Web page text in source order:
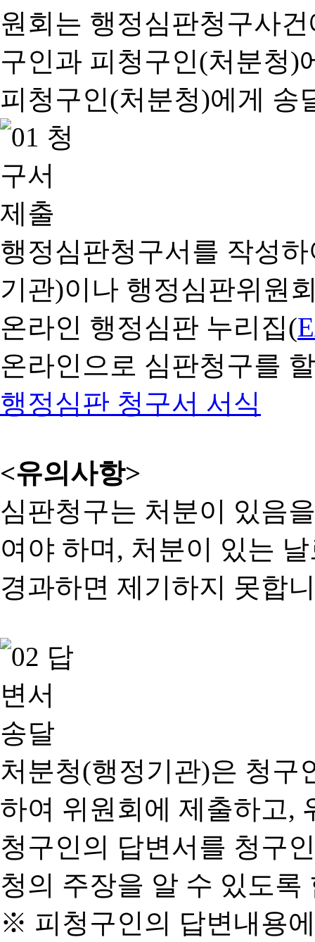
행정심판청구서를 작성
기관)이나 행정심판위원
온라인 행정심판 누리집(
온라인으로 심판청구를
행정심판 청구서 서식
<유의사항>
심판청구는 처분이 있음
여야 하며, 처분이 있는
경과하면 제기하지 못합
처분청(행정기관)은 청구
하여 위원회에 제출하고,
청구인의 답변서를 청구
청의 주장을 알 수 있도록
※ 피청구인의 답변내용